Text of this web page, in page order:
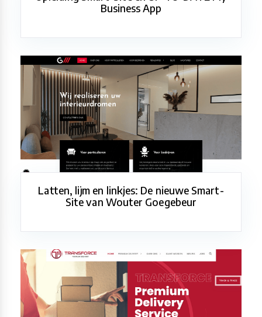
Business App
Latten, lijm en linkjes: De nieuwe Smart-
Site van Wouter Goegebeur